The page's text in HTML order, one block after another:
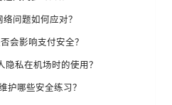
问题如何应对？
会影响支付安全？
隐私在机场时的使用？
护哪些安全练习？